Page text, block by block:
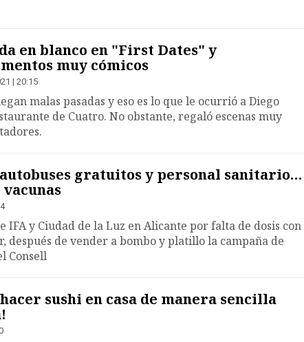
en blanco en "First Dates" y
muy cómicos
| 20:15
malas pasadas y eso es lo que le ocurrió a Diego
de Cuatro. No obstante, regaló escenas muy
gratuitos y personal sanitario…
IFA y Ciudad de la Luz en Alicante por falta de dosis con
después de vender a bombo y platillo la campaña de
Consell
sushi en casa de manera sencilla